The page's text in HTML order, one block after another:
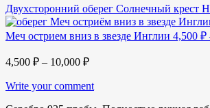
Двухсторонний оберег Солнечный крест
Меч острием вниз в звезде Инглии 4,500 ₽
4,500 ₽ – 10,000 ₽
Write your comment